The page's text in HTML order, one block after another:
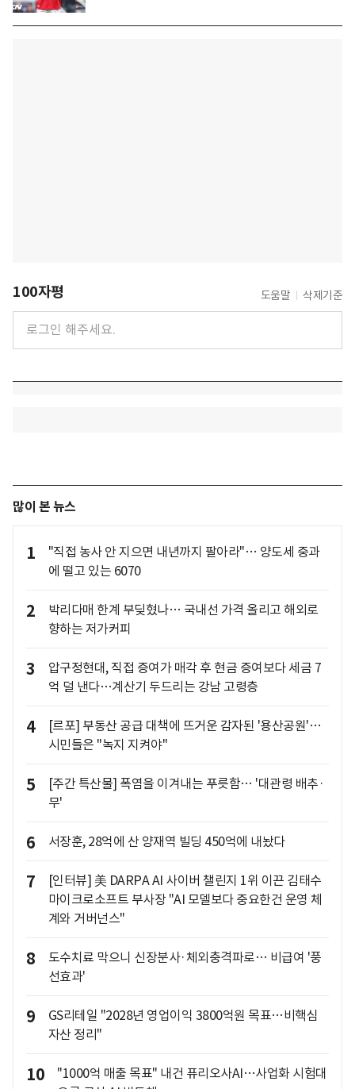
100자평 도움말 삭제기준
많이 본 뉴스
1
"직접 농사 안 지으면 내년까지 팔아라"… 양도세 중과
에 떨고 있는 6070
2
박리다매 한계 부딪혔나… 국내선 가격 올리고 해외로
향하는 저가커피
3
압구정현대, 직접 증여가 매각 후 현금 증여보다 세금 7
억 덜 낸다…계산기 두드리는 강남 고령층
4
[르포] 부동산 공급 대책에 뜨거운 감자된 '용산공원'…
시민들은 "녹지 지켜야"
5
[주간 특산물] 폭염을 이겨내는 푸릇함… '대관령 배추·
무'
6 서장훈, 28억에 산 양재역 빌딩 450억에 내놨다
7
[인터뷰] 美 DARPA AI 사이버 챌린지 1위 이끈 김태수
마이크로소프트 부사장 "AI 모델보다 중요한건 운영 체
계와 거버넌스"
8
도수치료 막으니 신장분사·체외충격파로… 비급여 '풍
선효과'
9
GS리테일 "2028년 영업이익 3800억원 목표…비핵심
자산 정리"
10
"1000억 매출 목표" 내건 퓨리오사AI…사업화 시험대